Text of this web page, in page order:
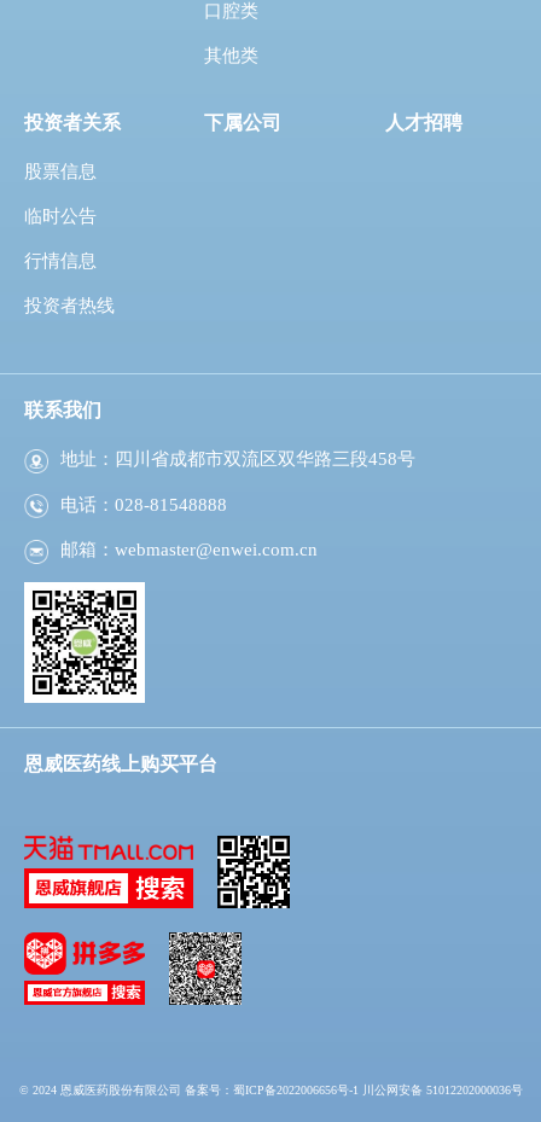
口腔类
其他类
投资者关系
股票信息
临时公告
行情信息
投资者热线
下属公司 人才招聘
联系我们
地址：四川省成都市双流区双华路三段458号
电话：028-81548888
邮箱： webmaster@enwei.com.cn
恩威医药线上购买平台
© 2024 恩威医药股份有限公司 备案号：蜀ICP备2022006656号-1 川公网安备 51012202000036号